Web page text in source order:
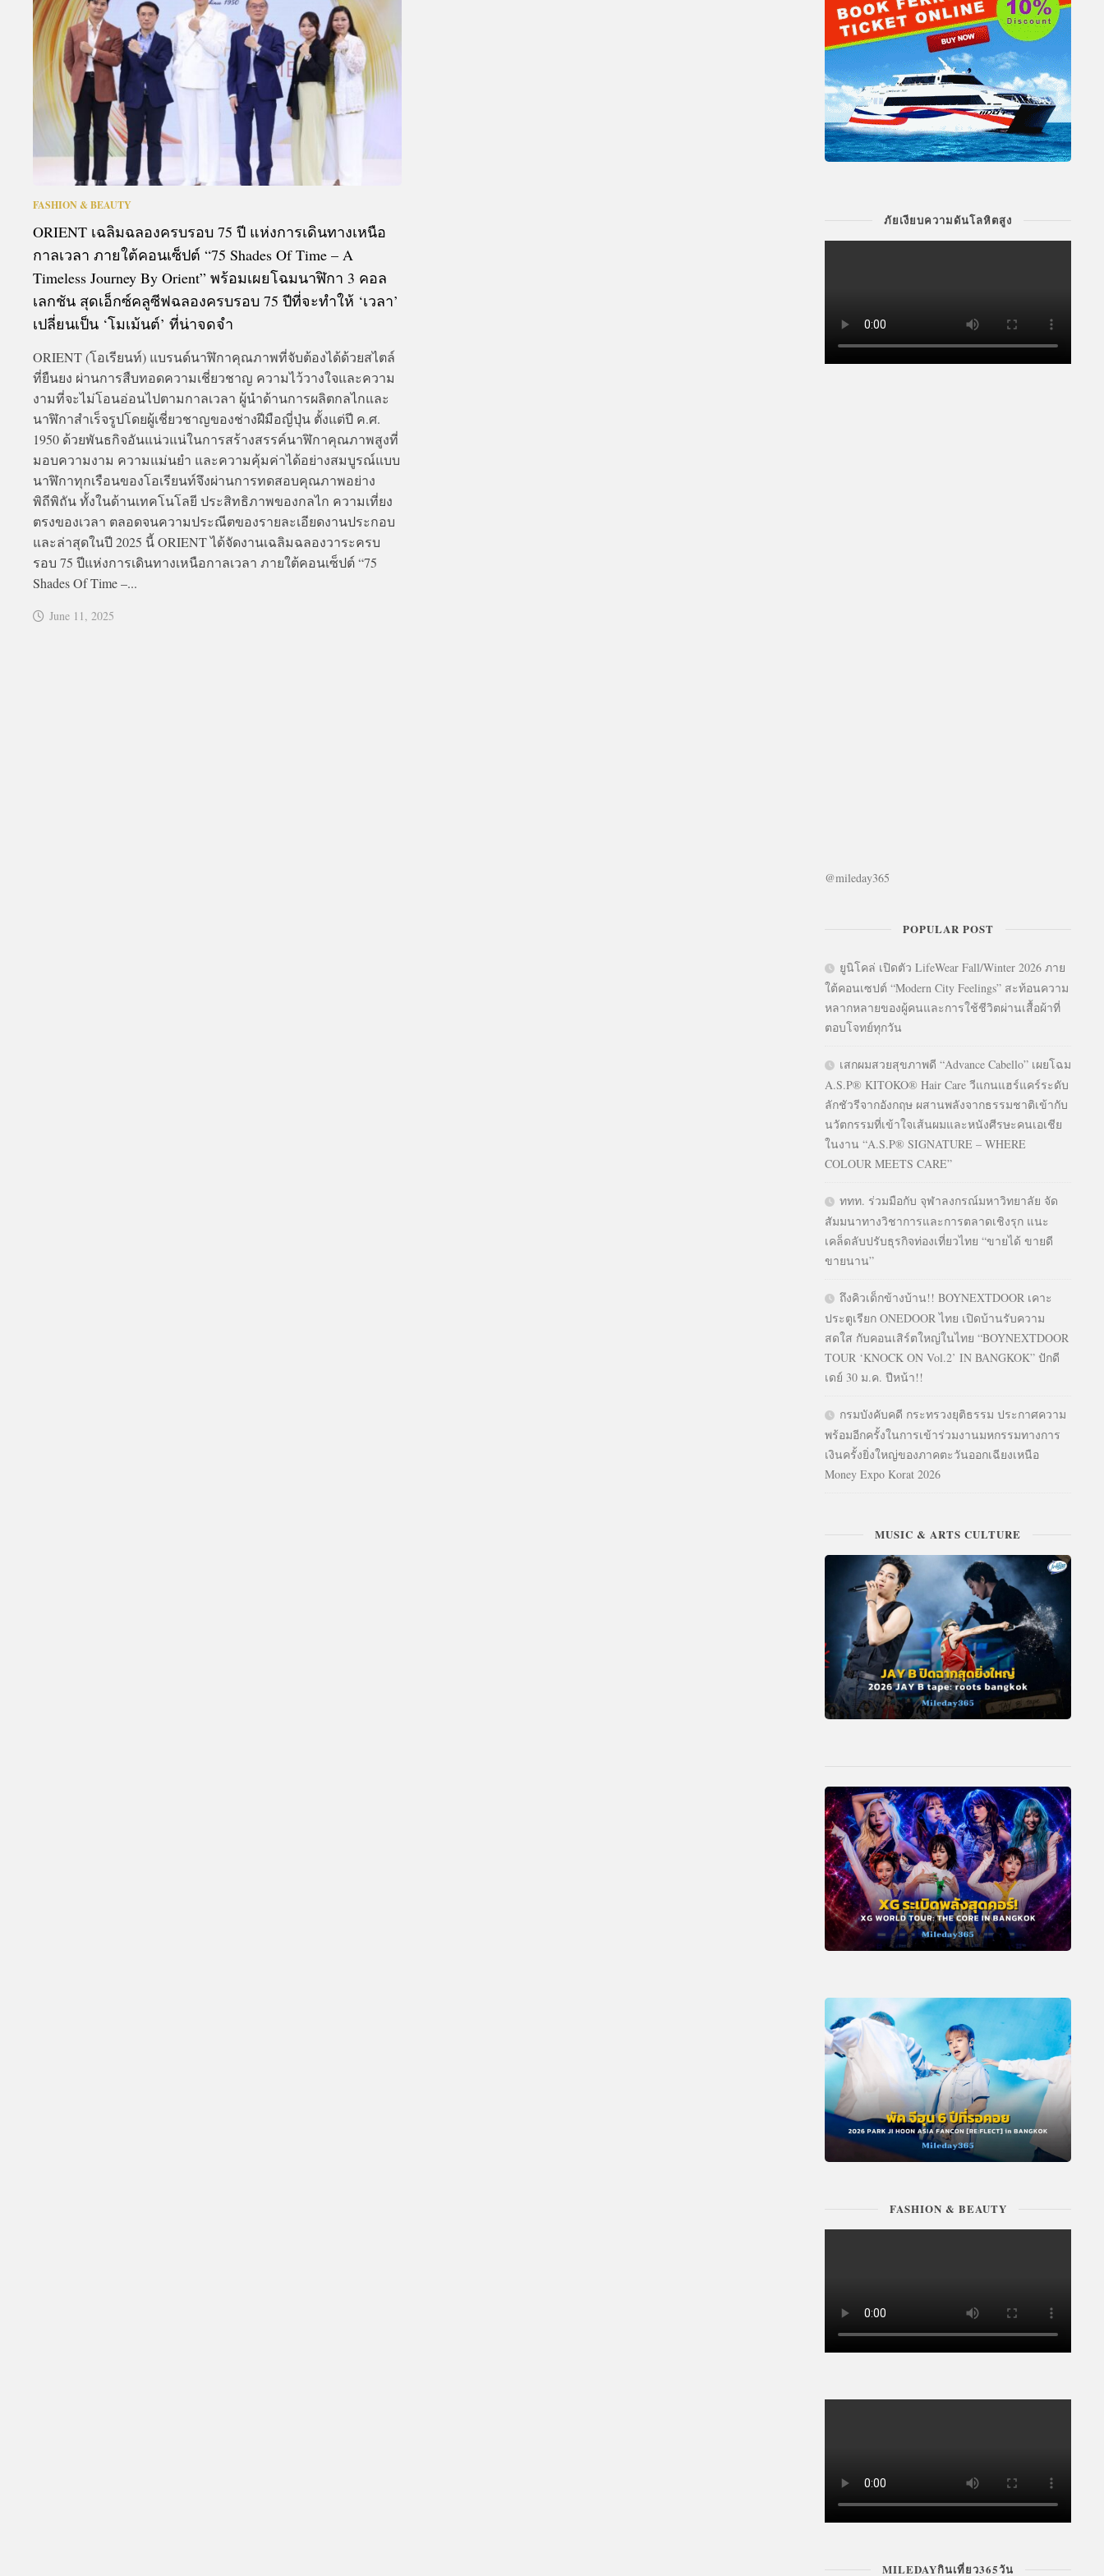
ACTIVITIES
&
EVENT
DEAL
FASHION & BEAUTY
ORIENT เฉลิมฉลองครบรอบ 75 ปี แห่งการเดินทางเหนือ
กาลเวลา ภายใต้คอนเซ็ปต์ “75 Shades Of Time – A
Timeless Journey By Orient” พร้อมเผยโฉมนาฬิกา 3 คอล
เลกชัน สุดเอ็กซ์คลูซีฟฉลองครบรอบ 75 ปีที่จะทำให้ ‘เวลา’
เปลี่ยนเป็น ‘โมเม้นต์’ ที่น่าจดจำ
ORIENT (โอเรียนท์) แบรนด์นาฬิกาคุณภาพที่จับต้องได้ด้วยสไตล์
ที่ยืนยง ผ่านการสืบทอดความเชี่ยวชาญ ความไว้วางใจและความ
งามที่จะไม่โอนอ่อนไปตามกาลเวลา ผู้นำด้านการผลิตกลไกและ
นาฬิกาสำเร็จรูปโดยผู้เชี่ยวชาญของช่างฝีมือญี่ปุ่น ตั้งแต่ปี ค.ศ.
1950 ด้วยพันธกิจอันแน่วแน่ในการสร้างสรรค์นาฬิกาคุณภาพสูงที่
มอบความงาม ความแม่นยำ และความคุ้มค่าได้อย่างสมบูรณ์แบบ
นาฬิกาทุกเรือนของโอเรียนท์จึงผ่านการทดสอบคุณภาพอย่าง
พิถีพิถัน ทั้งในด้านเทคโนโลยี ประสิทธิภาพของกลไก ความเที่ยง
ตรงของเวลา ตลอดจนความประณีตของรายละเอียดงานประกอบ
และล่าสุดในปี 2025 นี้ ORIENT ได้จัดงานเฉลิมฉลองวาระครบ
รอบ 75 ปีแห่งการเดินทางเหนือกาลเวลา ภายใต้คอนเซ็ปต์ “75
Shades Of Time –...
June 11, 2025
ภัยเงียบความดันโลหิตสูง
@mileday365
POPULAR POST
ยูนิโคล่ เปิดตัว LifeWear Fall/Winter 2026 ภาย
ใต้คอนเซปต์ “Modern City Feelings” สะท้อนความ
หลากหลายของผู้คนและการใช้ชีวิตผ่านเสื้อผ้าที่
ตอบโจทย์ทุกวัน
เสกผมสวยสุขภาพดี “Advance Cabello” เผยโฉม
A.S.P® KITOKO® Hair Care วีแกนแฮร์แคร์ระดับ
ลักชัวรีจากอังกฤษ ผสานพลังจากธรรมชาติเข้ากับ
นวัตกรรมที่เข้าใจเส้นผมและหนังศีรษะคนเอเชีย
ในงาน “A.S.P® SIGNATURE – WHERE
COLOUR MEETS CARE”
ททท. ร่วมมือกับ จุฬาลงกรณ์มหาวิทยาลัย จัด
สัมมนาทางวิชาการและการตลาดเชิงรุก แนะ
เคล็ดลับปรับธุรกิจท่องเที่ยวไทย “ขายได้ ขายดี
ขายนาน”
ถึงคิวเด็กข้างบ้าน!! BOYNEXTDOOR เคาะ
ประตูเรียก ONEDOOR ไทย เปิดบ้านรับความ
สดใส กับคอนเสิร์ตใหญ่ในไทย “BOYNEXTDOOR
TOUR ‘KNOCK ON Vol.2’ IN BANGKOK” ปักดี
เดย์ 30 ม.ค. ปีหน้า!!
กรมบังคับคดี กระทรวงยุติธรรม ประกาศความ
พร้อมอีกครั้งในการเข้าร่วมงานมหกรรมทางการ
เงินครั้งยิ่งใหญ่ของภาคตะวันออกเฉียงเหนือ
Money Expo Korat 2026
MUSIC & ARTS CULTURE
FASHION & BEAUTY
MILEDAYกินเที่ยว365วัน